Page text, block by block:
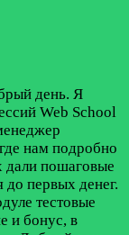
день. Я
Web School
нам подробно
дали пошаговые
до первых денег.
тестовые
и бонус, в